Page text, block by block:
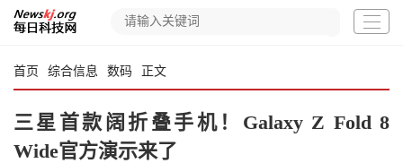
首页 综合信息 数码 正文
三星首款阔折叠手机！Galaxy Z Fold 8
Wide官方演示来了